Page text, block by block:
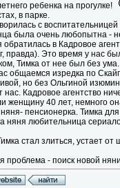
ребенка на прогулке!
в парке.
с
была очень любопытна -
обратилась в Кадровое
правда). Это время у нас
Тимка от нее был без
общаемся изредка по
но без Ольгиной
нас. Кадровое агентство
женщину 40 лет, немного
пенсионерка. Тимка
няня любительница
стал злиться, устает
проблема - поиск новой